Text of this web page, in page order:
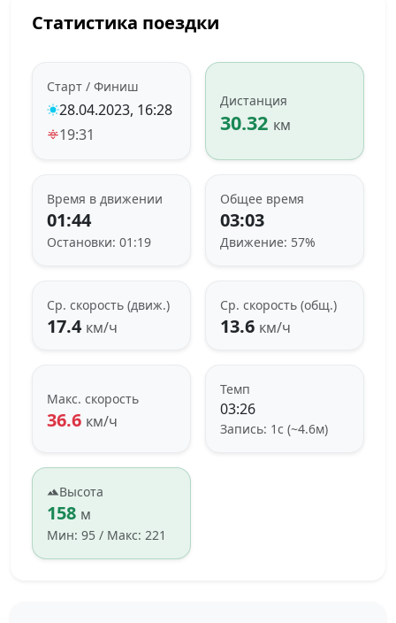
Статистика поездки
Старт / Финиш
28.04.2023, 16:28
19:31
Дистанция
30.32 км
Время в движении
01:44
Остановки: 01:19
Общее время
03:03
Движение: 57%
Ср. скорость (движ.)
17.4 км/ч
Ср. скорость (общ.)
13.6 км/ч
Макс. скорость
36.6 км/ч
Темп
03:26
Запись: 1с (~4.6м)
Высота
158 м
Мин: 95 / Макс: 221